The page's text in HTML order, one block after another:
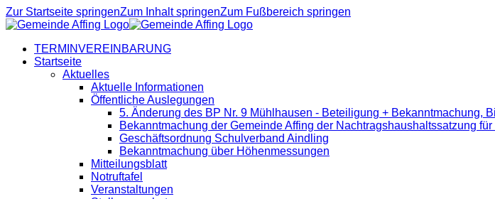
Zur Startseite springenZum Inhalt springenZum Fußbereich springen
TERMINVEREINBARUNG
Startseite
Aktuelles
Aktuelle Informationen
Öffentliche Auslegungen
5. Änderung des BP Nr. 9 Mühlhausen - Beteiligung + Bekanntmachung,
Bekanntmachung der Gemeinde Affing der Nachtragshaushaltssatzung
Geschäftsordnung Schulverband Aindling
Bekanntmachung über Höhenmessungen
Mitteilungsblatt
Notruftafel
Veranstaltungen